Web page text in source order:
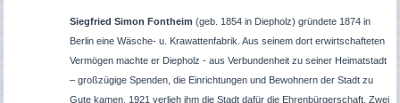
Siegfried Simon Fontheim (geb. 1854 in Diepholz) gründete 1874 in
Berlin eine Wäsche- u. Krawattenfabrik. Aus seinem dort erwirtschafteten
Vermögen machte er Diepholz - aus Verbundenheit zu seiner Heimatstadt
– großzügige Spenden, die Einrichtungen und Bewohnern der Stadt zu
Gute kamen. 1921 verlieh ihm die Stadt dafür die Ehrenbürgerschaft. Zwei